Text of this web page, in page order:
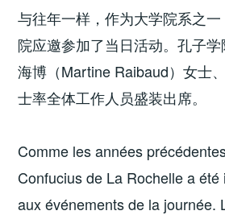
与往年一样，作为大学院系之
院应邀参加了当日活动。孔子学
海博（Martine Raibaud）女士
士率全体工作人员盛装出席。
Comme les années
Confucius de La Rochelle a
aux événements de la journée.